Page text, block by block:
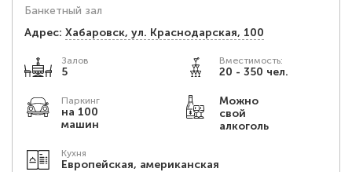
Банкетный зал
Адрес: Хабаровск, ул. Краснодарская, 100
Залов
5
Вместимость:
20 - 350 чел.
Паркинг
на 100
машин
Можно
свой
алкоголь
Кухня
Европейская, американская